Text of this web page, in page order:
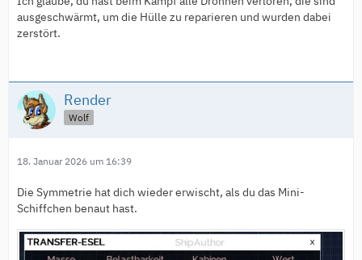
ausgeschwärmt, um die Hülle zu reparieren und wurden dabei
zerstört.
Render
Wolf
18. Januar 2026 um 16:39
Die Symmetrie hat dich wieder erwischt, als du das Mini-
Schiffchen benaut hast.